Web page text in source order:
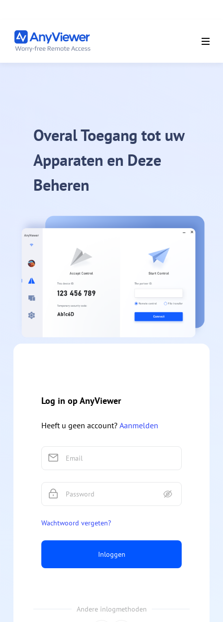
Overal Toegang tot uw
Apparaten en Deze
Beheren
Log in op AnyViewer
Heeft u geen account? Aanmelden
Wachtwoord vergeten?
Inloggen
Andere inlogmethoden